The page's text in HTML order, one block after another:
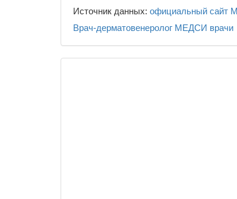
Источник данных: официальный сайт
Врач-дерматовенеролог МЕДСИ врачи